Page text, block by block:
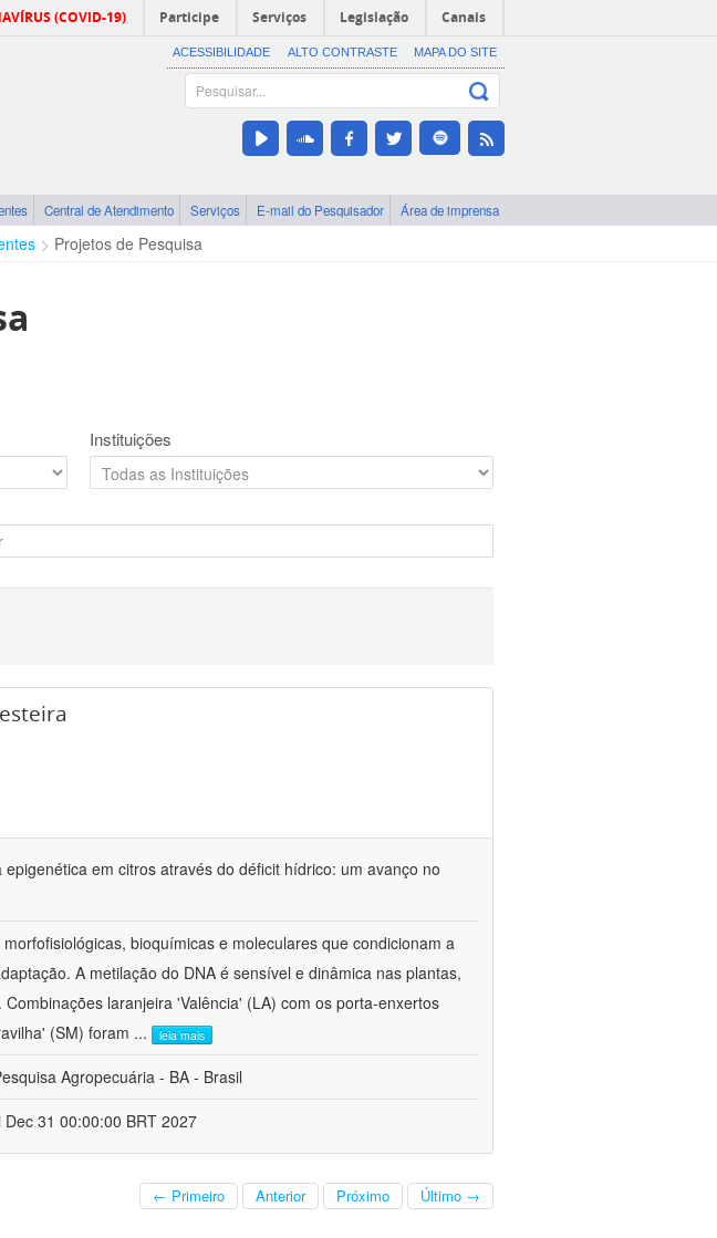
(COVID-19) Participe Serviços Legislação Canais
ACESSIBILIDADE ALTO CONTRASTE MAPA DO SITE
Central de Atendimento Serviços E-mail do Pesquisador Área de imprensa
Projetos de Pesquisa
Instituições
em citros através do déficit hídrico: um avanço no
bioquímicas e moleculares que condicionam a
A metilação do DNA é sensível e dinâmica nas plantas,
laranjeira 'Valência' (LA) com os porta-enxertos
(SM) foram ... leia mais
Agropecuária - BA - Brasil
31 00:00:00 BRT 2027
← Primeiro Anterior Próximo Último →